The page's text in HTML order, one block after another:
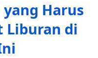
Harus
Liburan di